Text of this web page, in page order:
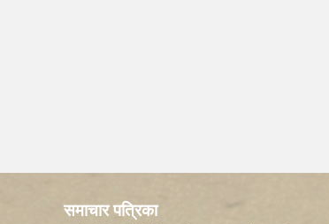
समाचार पत्रिका